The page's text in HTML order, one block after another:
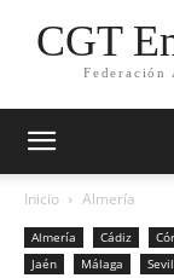
CGT
Federación
Inicio Almería
Almería Cádiz
Jaén
Málaga